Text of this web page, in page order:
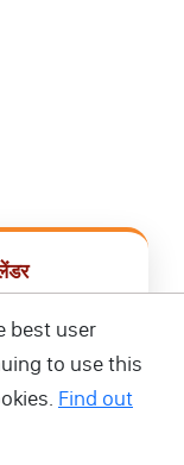
best user
to use this
Find out